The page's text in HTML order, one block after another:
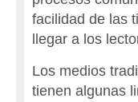
facilidad de las
llegar a los
Los medios
tienen algunas